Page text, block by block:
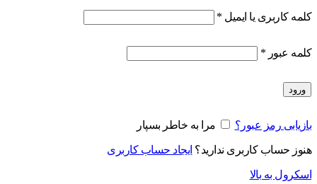
کلمه کاربری یا ایمیل *
کلمه عبور *
ورود
بازیابی رمز عبور؟ مرا به خاطر بسپار
هنوز حساب کاربری ندارید؟ ایجاد حساب کاربری
اسکرول به بالا